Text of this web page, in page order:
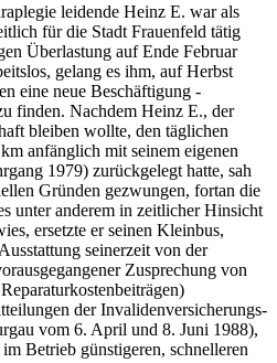
leidende Heinz E. war als
für die Stadt Frauenfeld tätig
Überlastung auf Ende Februar
gelang es ihm, auf Herbst
eine neue Beschäftigung -
finden. Nachdem Heinz E., der
bleiben wollte, den täglichen
anfänglich mit seinem eigenen
1979) zurückgelegt hatte, sah
Gründen gezwungen, fortan die
unter anderem in zeitlicher Hinsicht
ersetzte er seinen Kleinbus,
seinerzeit von der
Zusprechung von
der Invalidenversicherungs-
vom 6. April und 8. Juni 1988),
Betrieb günstigeren, schnelleren